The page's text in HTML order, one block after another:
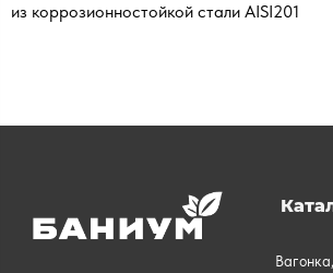
из коррозионностойкой стали AISI201